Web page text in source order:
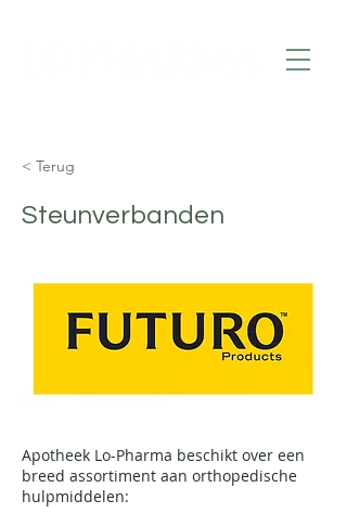
< Terug
Steunverbanden
Apotheek Lo-Pharma beschikt over een
breed assortiment aan orthopedische
hulpmiddelen: